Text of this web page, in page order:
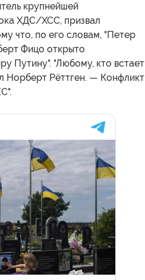
крупнейшей
ХДС/ХСС, призвал
что, по его словам, "Петер
Фицо открыто
Путину". "Любому, кто встает
Норберт Рёттген. — Конфликт